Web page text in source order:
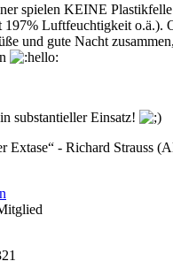
spielen KEINE
Luftfeuchtigkeit o.ä.).
und gute Nacht zusammen,
substantieller Einsatz!
Extase“ - Richard Strauss